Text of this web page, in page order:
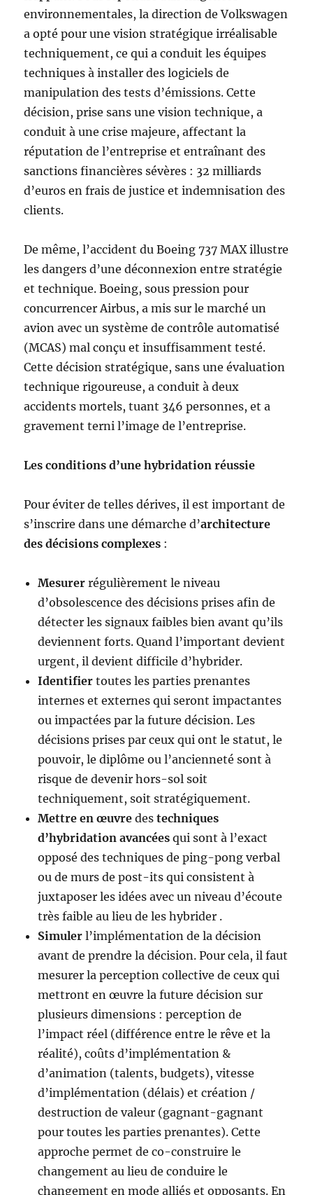
environnementales, la direction de Volkswagen
a opté pour une vision stratégique irréalisable
techniquement, ce qui a conduit les équipes
techniques à installer des logiciels de
manipulation des tests d’émissions. Cette
décision, prise sans une vision technique, a
conduit à une crise majeure, affectant la
réputation de l’entreprise et entraînant des
sanctions financières sévères : 32 milliards
d’euros en frais de justice et indemnisation des
clients.
De même, l’accident du Boeing 737 MAX illustre
les dangers d’une déconnexion entre stratégie
et technique. Boeing, sous pression pour
concurrencer Airbus, a mis sur le marché un
avion avec un système de contrôle automatisé
(MCAS) mal conçu et insuffisamment testé.
Cette décision stratégique, sans une évaluation
technique rigoureuse, a conduit à deux
accidents mortels, tuant 346 personnes, et a
gravement terni l’image de l’entreprise.
Les conditions d’une hybridation réussie
Pour éviter de telles dérives, il est important de
s’inscrire dans une démarche d’architecture
des décisions complexes :
Mesurer régulièrement le niveau
d’obsolescence des décisions prises afin de
détecter les signaux faibles bien avant qu’ils
deviennent forts. Quand l’important devient
urgent, il devient difficile d’hybrider.
Identifier toutes les parties prenantes
internes et externes qui seront impactantes
ou impactées par la future décision. Les
décisions prises par ceux qui ont le statut, le
pouvoir, le diplôme ou l’ancienneté sont à
risque de devenir hors-sol soit
techniquement, soit stratégiquement.
Mettre en œuvre destechniques
d’hybridation avancées qui sont à l’exact
opposé des techniques de ping-pong verbal
ou de murs de post-its qui consistent à
juxtaposer les idées avec un niveau d’écoute
très faible au lieu de les hybrider .
Simuler l’implémentation de la décision
avant de prendre la décision. Pour cela, il faut
mesurer la perception collective de ceux qui
mettront en œuvre la future décision sur
plusieurs dimensions : perception de
l’impact réel (différence entre le rêve et la
réalité), coûts d’implémentation &
d’animation (talents, budgets), vitesse
d’implémentation (délais) et création /
destruction de valeur (gagnant-gagnant
pour toutes les parties prenantes). Cette
approche permet de co-construire le
changement au lieu de conduire le
changement en mode alliés et opposants. En